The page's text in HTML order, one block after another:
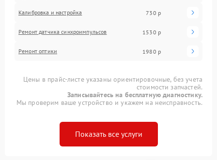
Калибровка и настройка 730 р
Ремонт датчика синхроимпульсов 1530 р
Ремонт оптики 1980 р
Цены в прайс-листе указаны ориентировочные, без учета
стоимости запчастей.
Записывайтесь на бесплатную диагностику.
Мы проверим ваше устройство и укажем на неисправность.
Показать все услуги